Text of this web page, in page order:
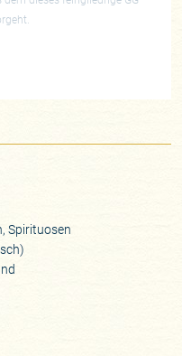
Spirituosen